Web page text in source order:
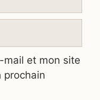
mail et mon site
prochain